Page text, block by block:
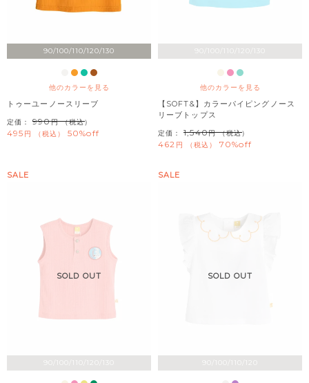
90/100/110/120/130
他のカラーを見る
トゥーユーノースリーブ
定価： 990 （税込）
495 税込 50%off
他のカラーを見る
【SOFT&】カラーパイピングノース
リーブトップス
定価： 1,540 （税込）
462 税込 70%off
SOLD OUT
SALE
SOLD OUT
SALE